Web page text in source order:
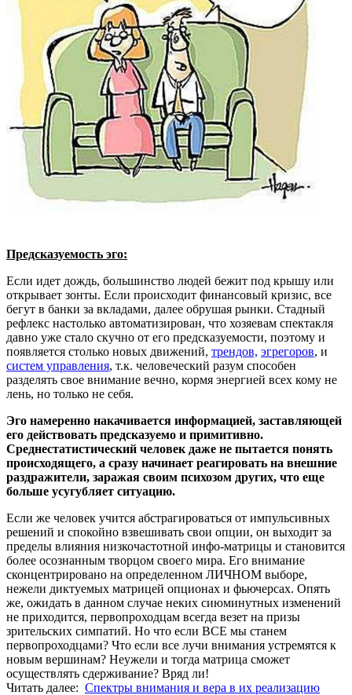
Предсказуемость эго:
Если идет дождь, большинство людей бежит под крышу или
открывает зонты. Если происходит финансовый кризис, все
бегут в банки за вкладами, далее обрушая рынки. Стадный
рефлекс настолько автоматизирован, что хозяевам спектакля
давно уже стало скучно от его предсказуемости, поэтому и
появляется столько новых движений, трендов, эгрегоров, и
систем управления, т.к. человеческий разум способен
разделять свое внимание вечно, кормя энергией всех кому не
лень, но только не себя.
Эго намеренно накачивается информацией, заставляющей
его действовать предсказуемо и примитивно.
Среднестатистический человек даже не пытается понять
происходящего, а сразу начинает реагировать на внешние
раздражители, заражая своим психозом других, что еще
больше усугубляет ситуацию.
Если же человек учится абстрагироваться от импульсивных
решений и спокойно взвешивать свои опции, он выходит за
пределы влияния низкочастотной инфо-матрицы и становится
более осознанным творцом своего мира. Его внимание
сконцентрировано на определенном ЛИЧНОМ выборе,
нежели диктуемых матрицей опционах и фьючерсах. Опять
же, ожидать в данном случае неких сиюминутных изменений
не приходится, первопроходцам всегда везет на призы
зрительских симпатий. Но что если ВСЕ мы станем
первопроходцами? Что если все лучи внимания устремятся к
новым вершинам? Неужели и тогда матрица сможет
осуществлять сдерживание? Вряд ли!
Читать далее: Спектры внимания и вера в их реализацию